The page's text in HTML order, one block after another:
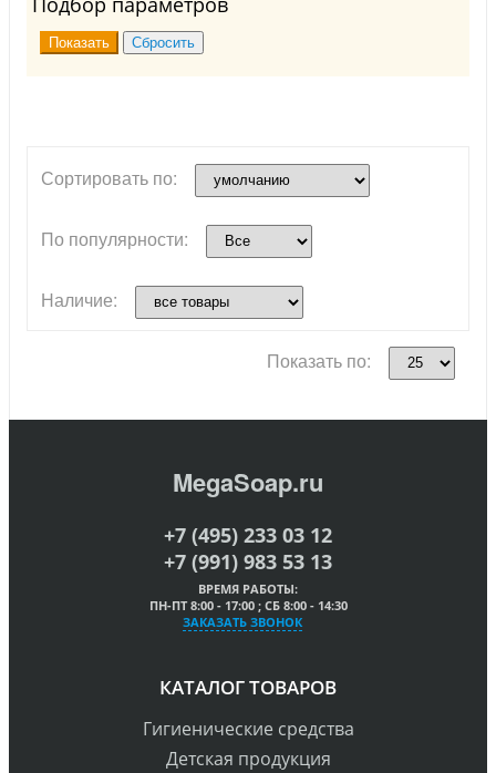
Сортировать по:
По популярности:
Наличие:
Показать по:
MegaSoap.ru
+7 (495) 233 03 12
+7 (991) 983 53 13
ВРЕМЯ РАБОТЫ:
ПН-ПТ 8:00 - 17:00 ; СБ 8:00 - 14:30
ЗАКАЗАТЬ ЗВОНОК
КАТАЛОГ ТОВАРОВ
Гигиенические средства
Детская продукция